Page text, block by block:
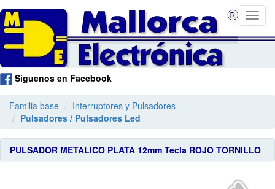
Síguenos en Facebook
Familia base
Interruptores y Pulsadores
Pulsadores / Pulsadores Led
PULSADOR METALICO PLATA 12mm Tecla ROJO TORNILLO